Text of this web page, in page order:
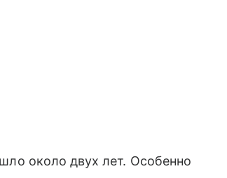
около двух лет. Особенно